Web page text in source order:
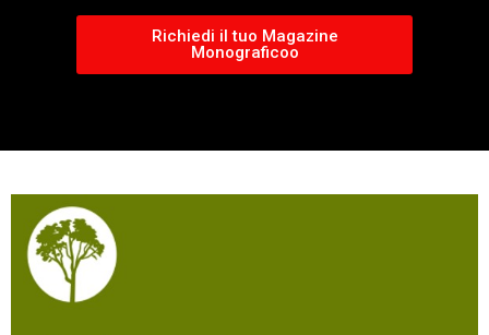
Richiedi il tuo Magazine
Monograficoo